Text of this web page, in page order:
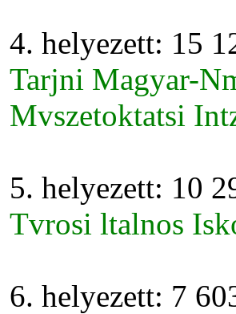
4. helyezett: 15
Tarjni Magyar-
Mvszetoktatsi
5. helyezett: 10
Tvrosi ltalnos
6. helyezett: 7